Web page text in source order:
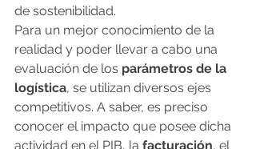
de sostenibilidad.
Para un mejor conocimiento de la
realidad y poder llevar a cabo una
evaluación de los parámetros de la
logística, se utilizan diversos ejes
competitivos. A saber, es preciso
conocer el impacto que posee dicha
actividad en el PIB, la facturación, el